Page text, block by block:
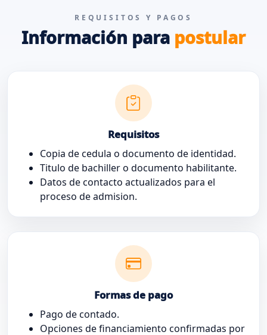
REQUISITOS Y PAGOS
Información para postular
Requisitos
Copia de cedula o documento de identidad.
Titulo de bachiller o documento habilitante.
Datos de contacto actualizados para el
proceso de admision.
Formas de pago
Pago de contado.
Opciones de financiamiento confirmadas por